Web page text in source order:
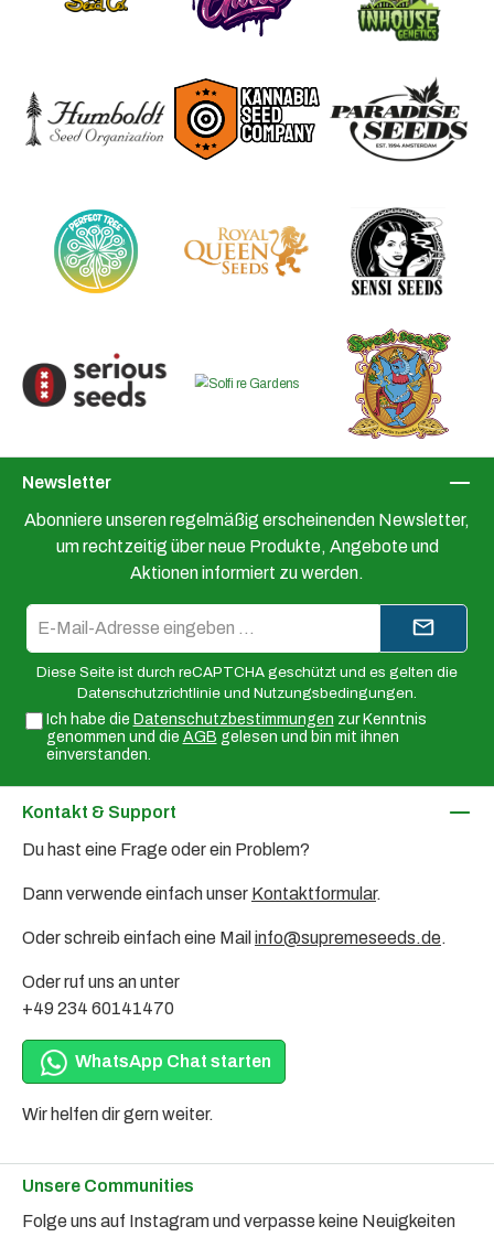
Newsletter
Abonniere unseren regelmäßig erscheinenden Newsletter,
um rechtzeitig über neue Produkte, Angebote und
Aktionen informiert zu werden.
Mail-
Adresse*
Diese Seite ist durch reCAPTCHA geschützt und es gelten die
Datenschutzrichtlinie und Nutzungsbedingungen.
Ich habe die Datenschutzbestimmungen zur Kenntnis
genommen und die AGB gelesen und bin mit ihnen
einverstanden.
Kontakt & Support
Du hast eine Frage oder ein Problem?
Dann verwende einfach unser Kontaktformular.
Oder schreib einfach eine Mail info@supremeseeds.de.
Oder ruf uns an unter
+49 234 60141470
WhatsApp Chat starten
Wir helfen dir gern weiter.
Unsere Communities
Folge uns auf Instagram und verpasse keine Neuigkeiten